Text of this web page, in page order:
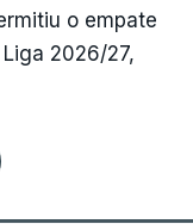
o empate
2026/27,